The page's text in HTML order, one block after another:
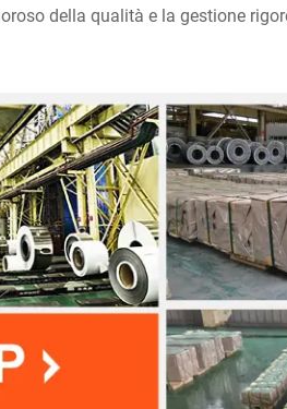
della qualità e la gestione